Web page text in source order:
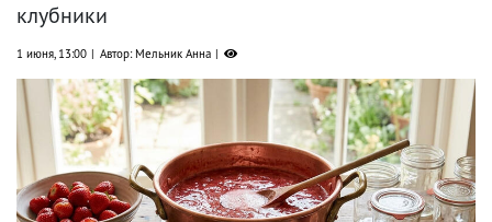
клубники
1 июня, 13:00 Автор: Мельник Анна